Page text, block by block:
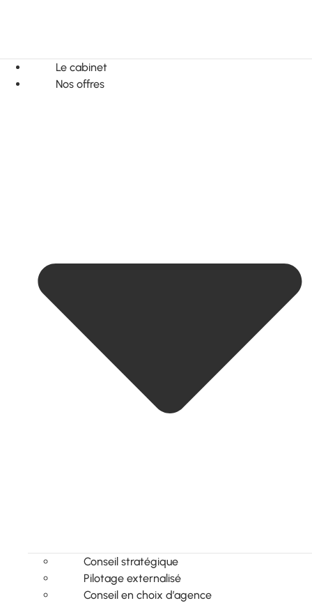
Le cabinet
Nos offres
Conseil stratégique
Pilotage externalisé
Conseil en choix d’agence